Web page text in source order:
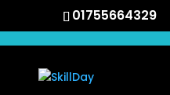
01755664329